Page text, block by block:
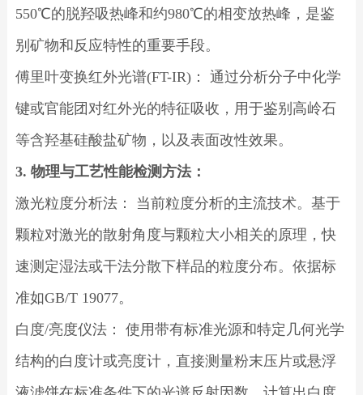
550℃的脱羟吸热峰和约980℃的相变放热峰，是鉴
别矿物和反应特性的重要手段。
傅里叶变换红外光谱(FT-IR)： 通过分析分子中化学
键或官能团对红外光的特征吸收，用于鉴别高岭石
等含羟基硅酸盐矿物，以及表面改性效果。
3. 物理与工艺性能检测方法：
激光粒度分析法： 当前粒度分析的主流技术。基于
颗粒对激光的散射角度与颗粒大小相关的原理，快
速测定湿法或干法分散下样品的粒度分布。依据标
准如GB/T 19077。
白度/亮度仪法： 使用带有标准光源和特定几何光学
结构的白度计或亮度计，直接测量粉末压片或悬浮